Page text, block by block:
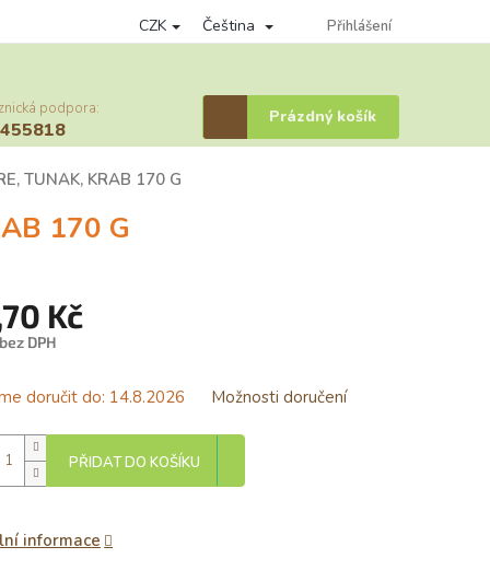
ochrany osobních údajů Věrnostní program Provizní systém
CZK Čeština Přihlášení
podpora:
Nákupní
košík
Prázdný košík
TUNAK, KRAB 170 G
170 G
Kč
DPH
doručit do: 14.8.2026 Možnosti doručení
PŘIDAT DO KOŠÍKU
informace